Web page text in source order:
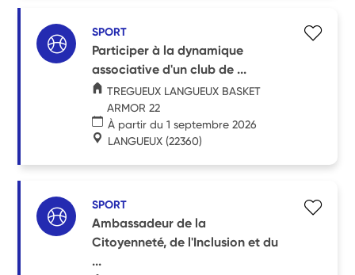
SPORT
Participer à la dynamique
associative d'un club de ...
TREGUEUX LANGUEUX BASKET
ARMOR 22
À partir du 1 septembre 2026
LANGUEUX (22360)
SPORT
Ambassadeur de la
Citoyenneté, de l'Inclusion et du
...